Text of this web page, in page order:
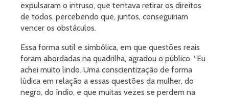
expulsaram o intruso, que tentava retirar os direitos
de todos, percebendo que, juntos, conseguiriam
vencer os obstáculos.
Essa forma sutil e simbólica, em que questões reais
foram abordadas na quadrilha, agradou o público. “Eu
achei muito lindo. Uma conscientização de forma
lúdica em relação a essas questões da mulher, do
negro, do índio, e que muitas vezes se perdem na